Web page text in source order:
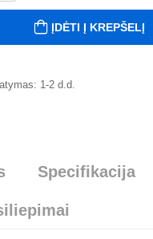
ĮDĖTI Į KREPŠELĮ
1-2 d.d.
Specifikacija